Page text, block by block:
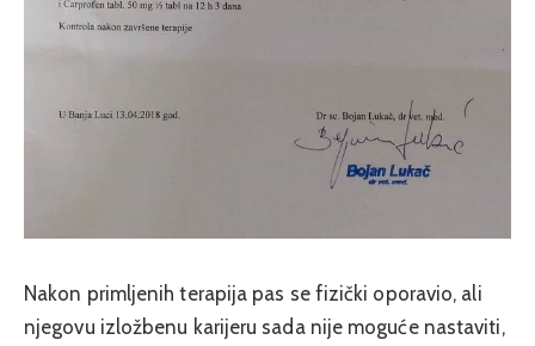
Nakon primljenih terapija pas se fizički oporavio, ali
njegovu izložbenu karijeru sada nije moguće nastaviti,